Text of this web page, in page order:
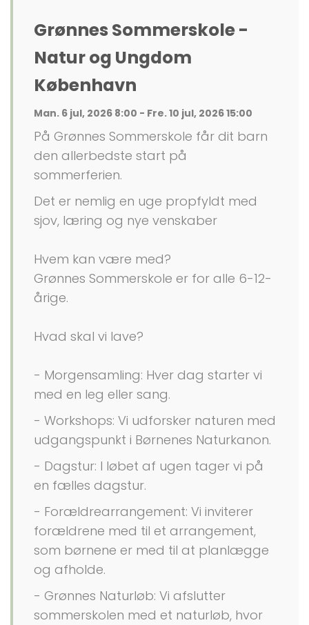
Grønnes Sommerskole -
Natur og Ungdom
København
Man. 6 jul, 2026 8:00 - Fre. 10 jul, 2026 15:00
På Grønnes Sommerskole får dit barn
den allerbedste start på
sommerferien.
Det er nemlig en uge propfyldt med
sjov, læring og nye venskaber
Hvem kan være med?
Grønnes Sommerskole er for alle 6-12-
årige.
Hvad skal vi lave?
- Morgensamling: Hver dag starter vi
med en leg eller sang.
- Workshops: Vi udforsker naturen med
udgangspunkt i Børnenes Naturkanon.
- Dagstur: I løbet af ugen tager vi på
en fælles dagstur.
- Forældrearrangement: Vi inviterer
forældrene med til et arrangement,
som børnene er med til at planlægge
og afholde.
- Grønnes Naturløb: Vi afslutter
sommerskolen med et naturløb, hvor